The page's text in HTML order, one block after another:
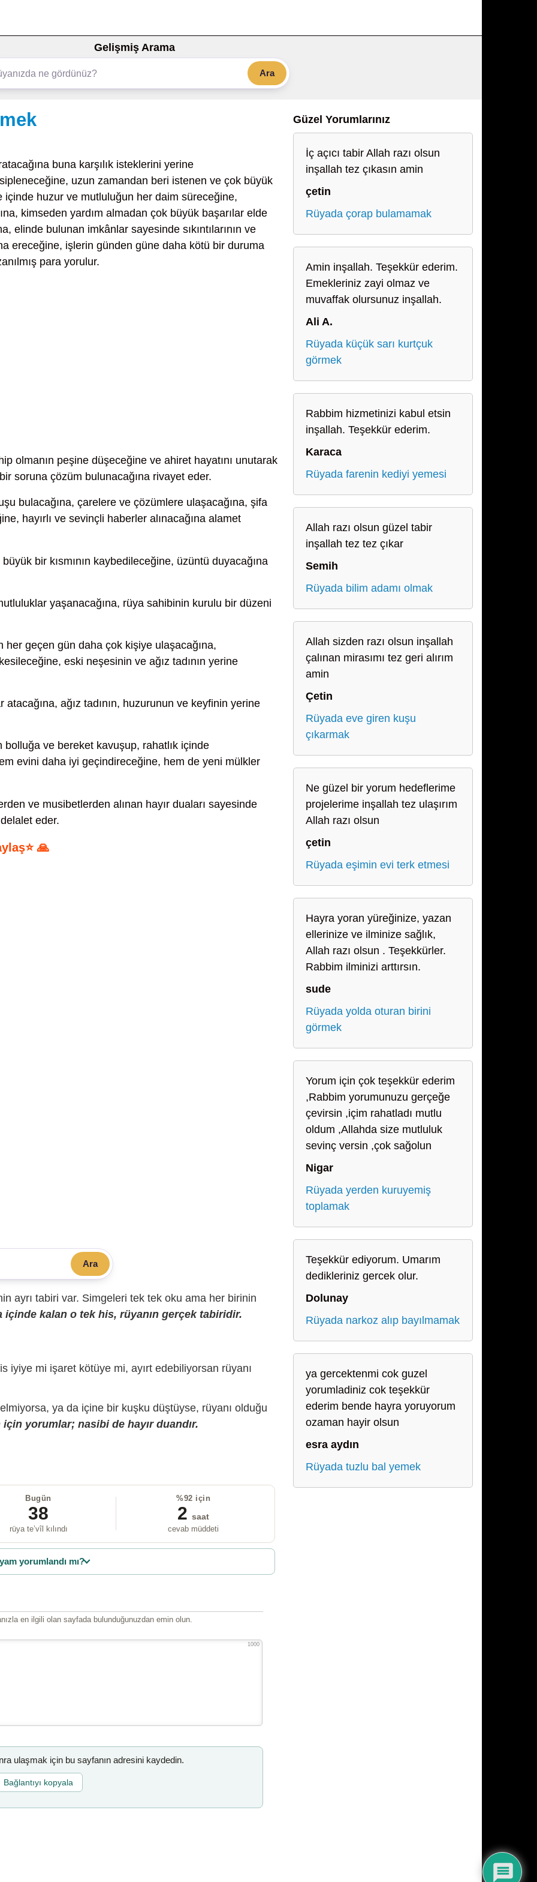
Gelişmiş Arama
Ara
buna karşılık isteklerini yerine
uzun zamandan beri istenen ve çok büyük
huzur ve mutluluğun her daim süreceğine,
kimseden yardım almadan çok büyük başarılar elde
elinde bulunan imkânlar sayesinde sıkıntılarının ve
ereceğine, işlerin günden güne daha kötü bir duruma
para yorulur.
olmanın peşine düşeceğine ve ahiret hayatını unutarak
soruna çözüm bulunacağına rivayet eder.
bulacağına, çarelere ve çözümlere ulaşacağına, şifa
hayırlı ve sevinçli haberler alınacağına alamet
bir kısmının kaybedileceğine, üzüntü duyacağına
yaşanacağına, rüya sahibinin kurulu bir düzeni
her geçen gün daha çok kişiye ulaşacağına,
eski neşesinin ve ağız tadının yerine
atacağına, ağız tadının, huzurunun ve keyfinin yerine
ve bereket kavuşup, rahatlık içinde
evini daha iyi geçindireceğine, hem de yeni mülkler
ve musibetlerden alınan hayır duaları sayesinde
eder.
🙏
Ara
ayrı tabiri var. Simgeleri tek tek oku ama her birinin
içinde kalan o tek his, rüyanın gerçek tabiridir.
iyiye mi işaret kötüye mi, ayırt edebiliyorsan rüyanı
ya da içine bir kuşku düştüyse, rüyanı olduğu
yorumlar; nasibi de hayır duandır.
Bugün
38
rüya te’vîl kılındı
%92 için
2 saat
cevab müddeti
yorumlandı mı?
en ilgili olan sayfada bulunduğunuzdan emin olun.
1000
ulaşmak için bu sayfanın adresini kaydedin.
Bağlantıyı kopyala
Güzel Yorumlarınız
İç açıcı tabir Allah razı olsun
inşallah tez çıkasın amin
çetin
Rüyada çorap bulamamak
Amin inşallah. Teşekkür ederim.
Emekleriniz zayi olmaz ve
muvaffak olursunuz inşallah.
Ali A.
Rüyada küçük sarı kurtçuk
görmek
Rabbim hizmetinizi kabul etsin
inşallah. Teşekkür ederim.
Karaca
Rüyada farenin kediyi yemesi
Allah razı olsun güzel tabir
inşallah tez tez çıkar
Semih
Rüyada bilim adamı olmak
Allah sizden razı olsun inşallah
çalınan mirasımı tez geri alırım
amin
Çetin
Rüyada eve giren kuşu
çıkarmak
Ne güzel bir yorum hedeflerime
projelerime inşallah tez ulaşırım
Allah razı olsun
çetin
Rüyada eşimin evi terk etmesi
Hayra yoran yüreğinize, yazan
ellerinize ve ilminize sağlık,
Allah razı olsun . Teşekkürler.
Rabbim ilminizi arttırsın.
sude
Rüyada yolda oturan birini
görmek
Yorum için çok teşekkür ederim
,Rabbim yorumunuzu gerçeğe
çevirsin ,içim rahatladı mutlu
oldum ,Allahda size mutluluk
sevinç versin ,çok sağolun
Nigar
Rüyada yerden kuruyemiş
toplamak
Teşekkür ediyorum. Umarım
dedikleriniz gercek olur.
Dolunay
Rüyada narkoz alıp bayılmamak
ya gercektenmi cok guzel
yorumladiniz cok teşekkür
ederim bende hayra yoruyorum
ozaman hayir olsun
esra aydın
Rüyada tuzlu bal yemek